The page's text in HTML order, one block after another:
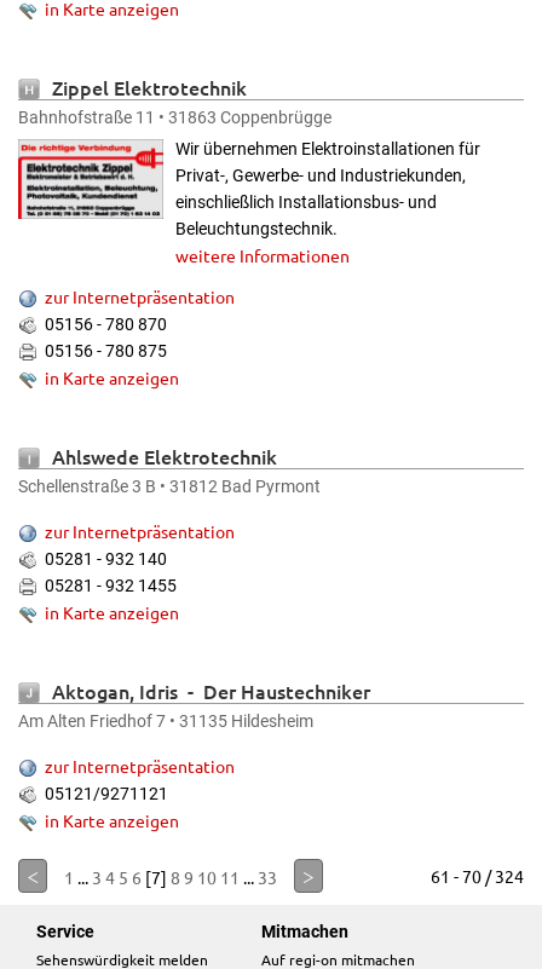
in Karte anzeigen
Zippel Elektrotechnik
Bahnhofstraße 11 • 31863 Coppenbrügge
Wir übernehmen Elektroinstallationen für
Privat-, Gewerbe- und Industriekunden,
einschließlich Installationsbus- und
Beleuchtungstechnik.
weitere Informationen
zur Internetpräsentation
05156 - 780 870
05156 - 780 875
in Karte anzeigen
Ahlswede Elektrotechnik
Schellenstraße 3 B • 31812 Bad Pyrmont
zur Internetpräsentation
05281 - 932 140
05281 - 932 1455
in Karte anzeigen
Aktogan, Idris - Der Haustechniker
Am Alten Friedhof 7 • 31135 Hildesheim
zur Internetpräsentation
05121/9271121
in Karte anzeigen
< 1 ... 3 4 5 6 [7] 8 9 10 11 ... 33 > 61 - 70 / 324
Service
Sehenswürdigkeit melden
Mitmachen
Auf regi-on mitmachen